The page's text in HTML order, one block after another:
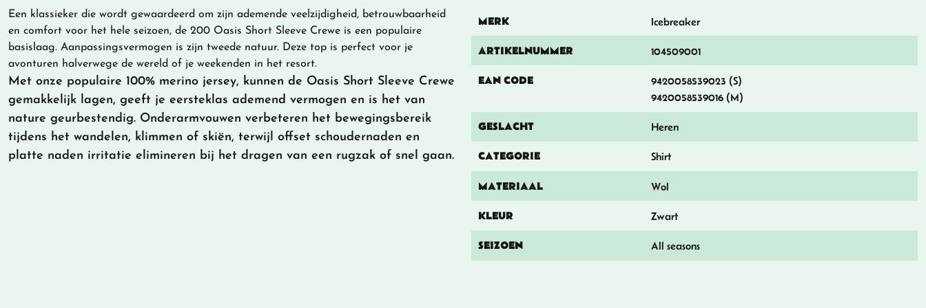
Een klassieker die wordt gewaardeerd om zijn ademende veelzijdigheid, betrouwbaarheid
en comfort voor het hele seizoen, de 200 Oasis Short Sleeve Crewe is een populaire
basislaag. Aanpassingsvermogen is zijn tweede natuur. Deze top is perfect voor je
avonturen halverwege de wereld of je weekenden in het resort.
Met onze populaire 100% merino jersey, kunnen de Oasis Short Sleeve Crewe
gemakkelijk lagen, geeft je eersteklas ademend vermogen en is het van
nature geurbestendig. Onderarmvouwen verbeteren het bewegingsbereik
tijdens het wandelen, klimmen of skiën, terwijl offset schoudernaden en
platte naden irritatie elimineren bij het dragen van een rugzak of snel gaan.
MERK Icebreaker
ARTIKELNUMMER 104509001
EAN CODE
9420058539023 (S)
9420058539016 (M)
GESLACHT Heren
CATEGORIE Shirt
MATERIAAL Wol
KLEUR Zwart
SEIZOEN All seasons